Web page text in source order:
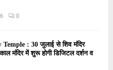
0
: 30 जुलाई से शिव मंदिर
मंदिर में शुरू होगी डिजिटल दर्शन व